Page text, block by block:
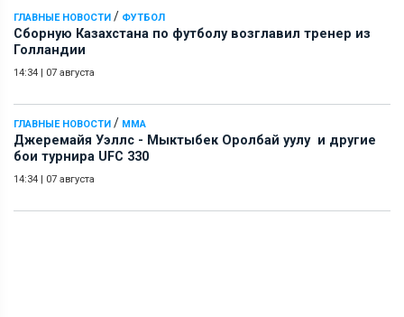
ГЛАВНЫЕ НОВОСТИ / ФУТБОЛ
Сборную Казахстана по футболу возглавил тренер из
Голландии
14:34 | 07 августа
ГЛАВНЫЕ НОВОСТИ / ММА
Джеремайя Уэллс - Мыктыбек Оролбай уулу и другие
бои турнира UFC 330
14:34 | 07 августа